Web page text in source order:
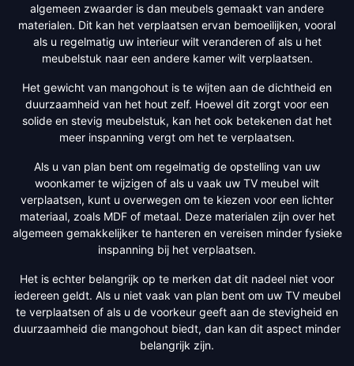
algemeen zwaarder is dan meubels gemaakt van andere
materialen. Dit kan het verplaatsen ervan bemoeilijken, vooral
als u regelmatig uw interieur wilt veranderen of als u het
meubelstuk naar een andere kamer wilt verplaatsen.
Het gewicht van mangohout is te wijten aan de dichtheid en
duurzaamheid van het hout zelf. Hoewel dit zorgt voor een
solide en stevig meubelstuk, kan het ook betekenen dat het
meer inspanning vergt om het te verplaatsen.
Als u van plan bent om regelmatig de opstelling van uw
woonkamer te wijzigen of als u vaak uw TV meubel wilt
verplaatsen, kunt u overwegen om te kiezen voor een lichter
materiaal, zoals MDF of metaal. Deze materialen zijn over het
algemeen gemakkelijker te hanteren en vereisen minder fysieke
inspanning bij het verplaatsen.
Het is echter belangrijk op te merken dat dit nadeel niet voor
iedereen geldt. Als u niet vaak van plan bent om uw TV meubel
te verplaatsen of als u de voorkeur geeft aan de stevigheid en
duurzaamheid die mangohout biedt, dan kan dit aspect minder
belangrijk zijn.